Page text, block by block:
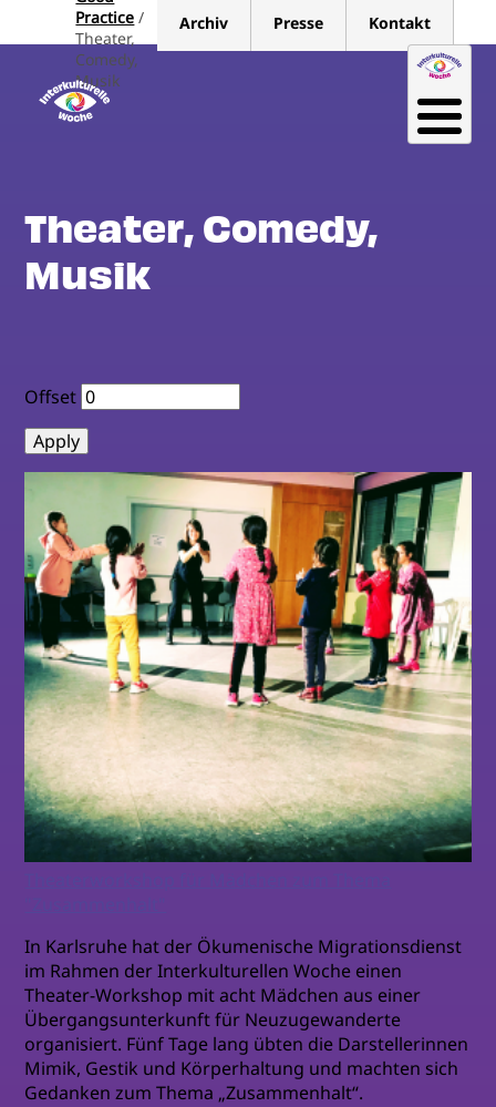
Practice
Theater,
Comedy,
Musik
Archiv Presse Kontakt
Theater, Comedy,
Musik
Offset
In Karlsruhe hat der Ökumenische Migrationsdienst
im Rahmen der Interkulturellen Woche einen
Theater-Workshop mit acht Mädchen aus einer
Übergangsunterkunft für Neuzugewanderte
organisiert. Fünf Tage lang übten die Darstellerinnen
Mimik, Gestik und Körperhaltung und machten sich
Gedanken zum Thema „Zusammenhalt“.